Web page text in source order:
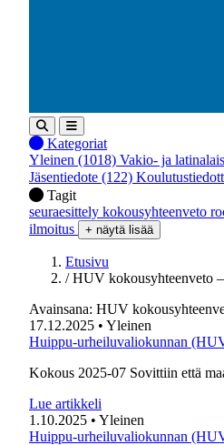
Kategoriat
Yleinen (1018) Vakio- ja
Jäsentiedote (122)
Tagit
seuraesittely kokousyhteenveto
ilmoitus
+ näytä lisää
Etusivu
/ HUV kokousyhteenveto
Avainsana: HUV
17.12.2025 • Yleinen
Huippu-urheiluvaliokunnan
Kokous 2025-07 Sovittiin että
Lue artikkeli
1.10.2025 • Yleinen
Huippu-urheiluvaliokunnan